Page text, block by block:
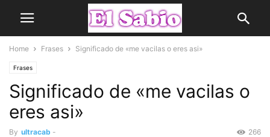
Home Frases Significado de «me vacilas o eres asi»
Frases
Significado de «me vacilas o
eres asi»
By ultracab - 266